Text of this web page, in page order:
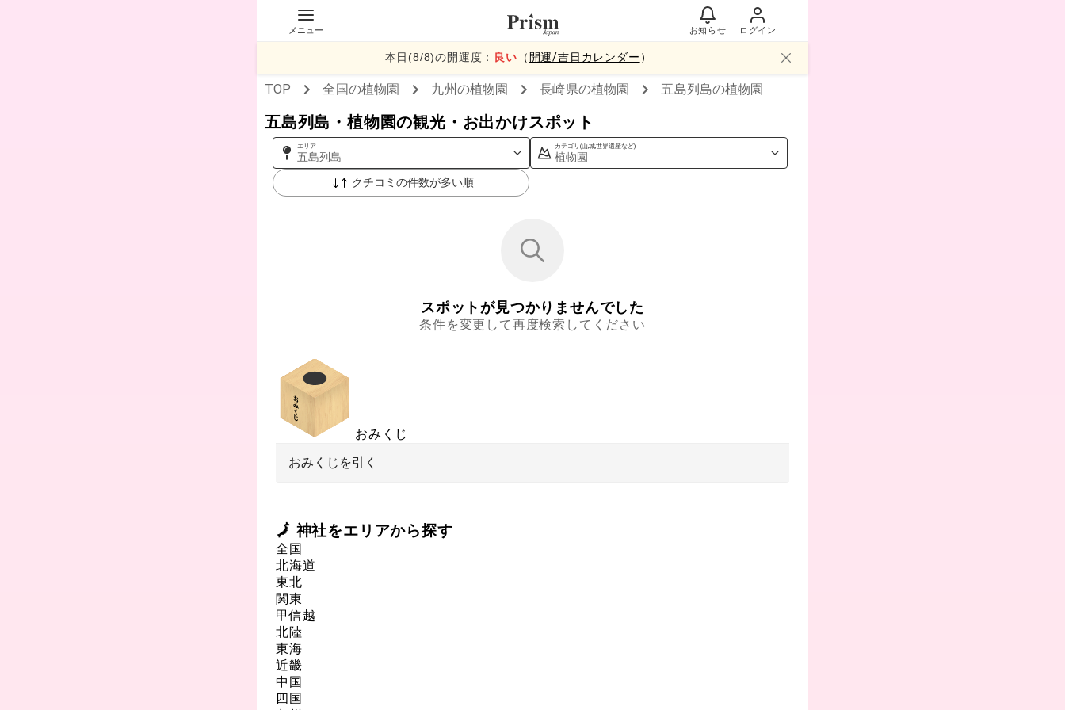
メニュー お知らせ ログイン
本日(8/8)の開運度： 良い （ 開運/吉日カレンダー ）
TOP 全国の植物園 九州の植物園 長崎県の植物園 五島列島の植物園
五島列島・植物園の観光・お出かけスポット
エリア
五島列島
カテゴリ(山,城,世界遺産など)
植物園
クチコミの件数が多い順
スポットが見つかりませんでした
条件を変更して再度検索してください
おみくじ
おみくじを引く
🗾 神社をエリアから探す
全国
北海道
東北
関東
甲信越
北陸
東海
近畿
中国
四国